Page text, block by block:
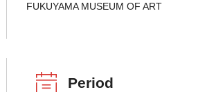
FUKUYAMA MUSEUM OF ART
Period